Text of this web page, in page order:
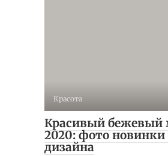
Красота
Красивый
2020: фото новинки
дизайна